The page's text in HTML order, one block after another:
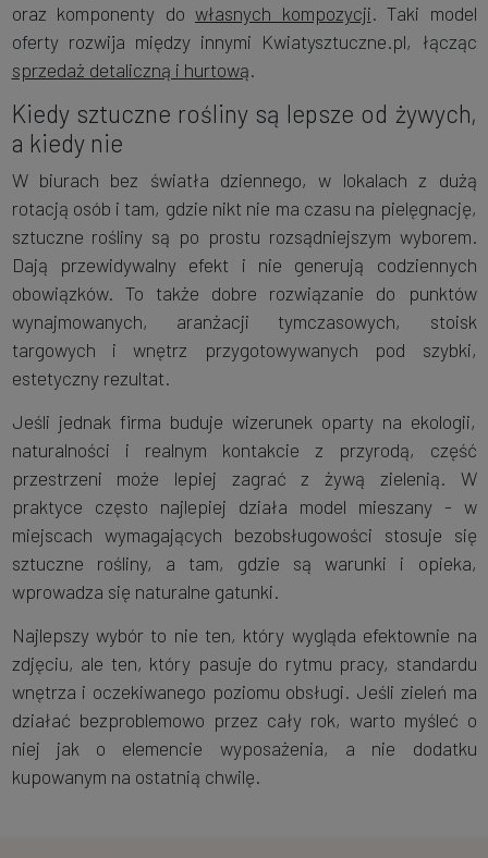
oraz komponenty do własnych kompozycji. Taki model
oferty rozwija między innymi Kwiatysztuczne.pl, łącząc
sprzedaż detaliczną i hurtową.
Kiedy sztuczne rośliny są lepsze od żywych,
a kiedy nie
W biurach bez światła dziennego, w lokalach z dużą
rotacją osób i tam, gdzie nikt nie ma czasu na pielęgnację,
sztuczne rośliny są po prostu rozsądniejszym wyborem.
Dają przewidywalny efekt i nie generują codziennych
obowiązków. To także dobre rozwiązanie do punktów
wynajmowanych, aranżacji tymczasowych, stoisk
targowych i wnętrz przygotowywanych pod szybki,
estetyczny rezultat.
Jeśli jednak firma buduje wizerunek oparty na ekologii,
naturalności i realnym kontakcie z przyrodą, część
przestrzeni może lepiej zagrać z żywą zielenią. W
praktyce często najlepiej działa model mieszany - w
miejscach wymagających bezobsługowości stosuje się
sztuczne rośliny, a tam, gdzie są warunki i opieka,
wprowadza się naturalne gatunki.
Najlepszy wybór to nie ten, który wygląda efektownie na
zdjęciu, ale ten, który pasuje do rytmu pracy, standardu
wnętrza i oczekiwanego poziomu obsługi. Jeśli zieleń ma
działać bezproblemowo przez cały rok, warto myśleć o
niej jak o elemencie wyposażenia, a nie dodatku
kupowanym na ostatnią chwilę.